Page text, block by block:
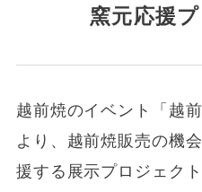
窯元応援
越前焼のイベント「越
より、越前焼販売の機
援する展示プロジェクト